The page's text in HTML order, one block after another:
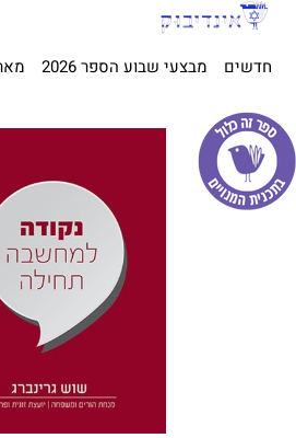
חדשים מבצעי שבוע הספר 2026